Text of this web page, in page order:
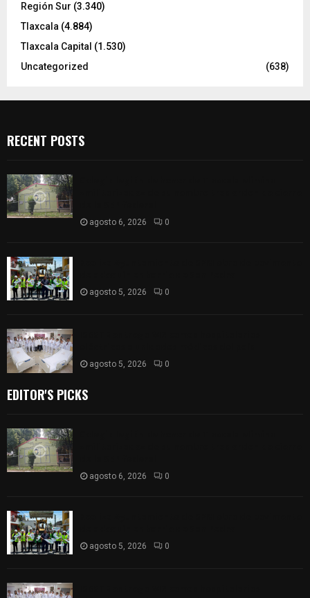
Región Sur (3.340)
Tlaxcala (4.884)
Tlaxcala Capital (1.530)
Uncategorized
(638)
RECENT POSTS
agosto 6, 2026 0
agosto 5, 2026 0
agosto 5, 2026 0
EDITOR'S PICKS
agosto 6, 2026 0
agosto 5, 2026 0